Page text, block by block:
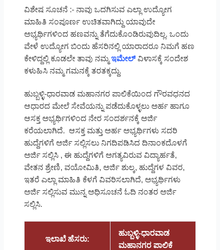
ವಿಶೇಷ ಸೂಚನೆ :- ನಾವು ಒದಗಿಸುವ ಎಲ್ಲಾ ಉದ್ಯೋಗ
ಮಾಹಿತಿ ಸಂಪೂರ್ಣ ಉಚಿತವಾಗಿದ್ದು ಯಾವುದೇ
ಅಭ್ಯರ್ಥಿಗಳಿಂದ ಹಣವನ್ನು ತೆಗೆದುಕೊಂಡಿರುವುದಿಲ್ಲ. ಒಂದು
ವೇಳೆ ಉದ್ಯೋಗ ಬಿಂದು ಹೆಸರಿನಲ್ಲಿ ಯಾರಾದರೂ ನಿಮಗೆ ಹಣ
ಕೇಳಿದ್ದಲ್ಲಿ ಕೂಡಲೇ ತಾವು ನಮ್ಮಇಮೇಲ್ವಿಳಾಸಕ್ಕೆ ಸಂದೇಶ
ಕಳುಹಿಸಿ ನಮ್ಮ ಗಮನಕ್ಕೆ ತರತಕ್ಕದ್ದು.
ಹುಬ್ಬಳ್ಳಿ-ಧಾರವಾಡ ಮಹಾನಗರ ಪಾಲಿಕೆಯಿಂದ ಗೌರವಧನದ
ಆಧಾರದ ಮೇಲೆ ಸೇವೆಯನ್ನು ಪಡೆದುಕೊಳ್ಳಲು ಅರ್ಹ ಹಾಗೂ
ಆಸಕ್ತ ಅಭ್ಯರ್ಥಿಗಳಿಂದ ನೇರ ಸಂದರ್ಶನಕ್ಕೆ ಅರ್ಜಿ
ಕರೆಯಲಾಗಿದೆ. ಆಸಕ್ತ ಮತ್ತು ಅರ್ಹ ಅಭ್ಯರ್ಥಿಗಳು ಸದರಿ
ಹುದ್ದೆಗಳಿಗೆ ಅರ್ಜಿ ಸಲ್ಲಿಸಲು ನಿಗದಿಪಡಿಸಿದ ದಿನಾಂಕದೊಳಗೆ
ಅರ್ಜಿ ಸಲ್ಲಿಸಿ , ಈ ಹುದ್ದೆಗಳಿಗೆ ಅಗತ್ಯವಿರುವ ವಿದ್ಯಾರ್ಹತೆ,
ವೇತನ ಶ್ರೇಣಿ, ವಯೋಮಿತಿ, ಅರ್ಜಿ ಶುಲ್ಕ, ಹುದ್ದೆಗಳ ವಿವರ,
ಇತರೆ ಎಲ್ಲಾ ಮಾಹಿತಿ ಕೆಳಗೆ ವಿವರಿಸಲಾಗಿದೆ, ಅಭ್ಯರ್ಥಿಗಳು
ಅರ್ಜಿ ಸಲ್ಲಿಸುವ ಮುನ್ನ ಅಧಿಸೂಚನೆ ಓದಿ ನಂತರ ಅರ್ಜಿ
ಸಲ್ಲಿಸಿ.
ಇಲಾಖೆ ಹೆಸರು:
ಹುಬ್ಬಳ್ಳಿ-ಧಾರವಾಡ
ಮಹಾನಗರ ಪಾಲಿಕೆ